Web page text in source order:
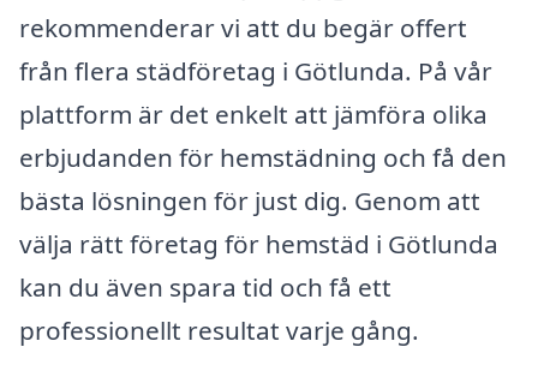
rekommenderar vi att du begär offert
från flera städföretag i Götlunda. På vår
plattform är det enkelt att jämföra olika
erbjudanden för hemstädning och få den
bästa lösningen för just dig. Genom att
välja rätt företag för hemstäd i Götlunda
kan du även spara tid och få ett
professionellt resultat varje gång.